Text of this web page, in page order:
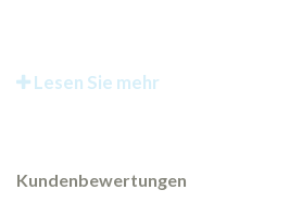
Lesen Sie mehr
Kundenbewertungen